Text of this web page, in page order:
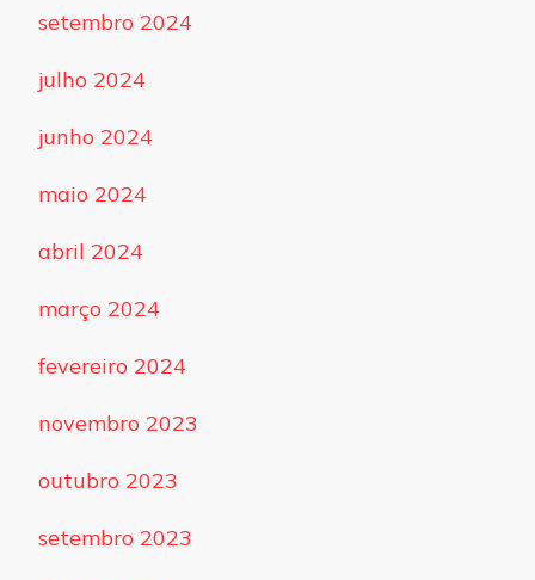
setembro 2024
julho 2024
junho 2024
maio 2024
abril 2024
março 2024
fevereiro 2024
novembro 2023
outubro 2023
setembro 2023